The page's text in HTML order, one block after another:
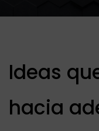
Ideas
hacia